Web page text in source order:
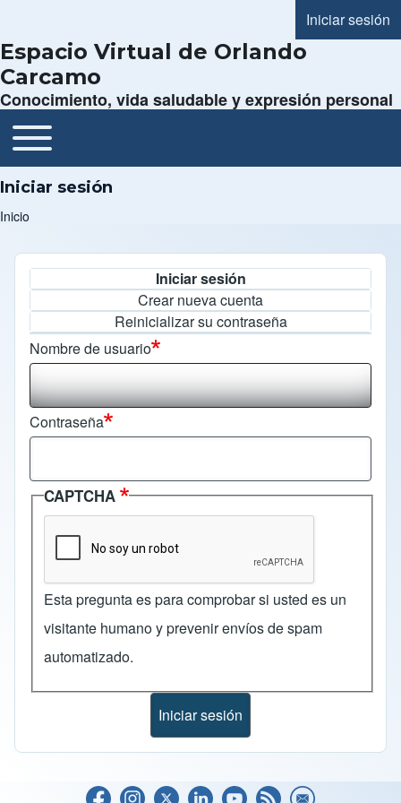
Menú de
Iniciar sesión
Espacio Virtual de Orlando
Carcamo
Conocimiento, vida saludable y expresión personal
Navegación principal
Toggle main menu
Iniciar sesión
Inicio
Solapas principales
Iniciar sesión
Crear nueva cuenta
Reinicializar su contraseña
Nombre de usuario
Contraseña
CAPTCHA
Esta pregunta es para comprobar si usted es un
visitante humano y prevenir envíos de spam
automatizado.